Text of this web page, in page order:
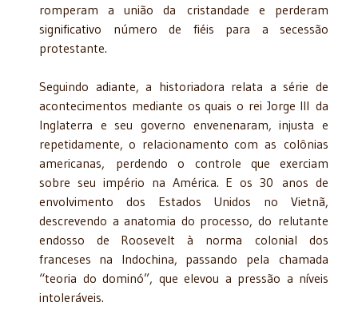
romperam a união da cristandade e perderam
significativo número de fiéis para a secessão
protestante.
Seguindo adiante, a historiadora relata a série de
acontecimentos mediante os quais o rei Jorge III da
Inglaterra e seu governo envenenaram, injusta e
repetidamente, o relacionamento com as colônias
americanas, perdendo o controle que exerciam
sobre seu império na América. E os 30 anos de
envolvimento dos Estados Unidos no Vietnã,
descrevendo a anatomia do processo, do relutante
endosso de Roosevelt à norma colonial dos
franceses na Indochina, passando pela chamada
“teoria do dominó”, que elevou a pressão a níveis
intoleráveis.